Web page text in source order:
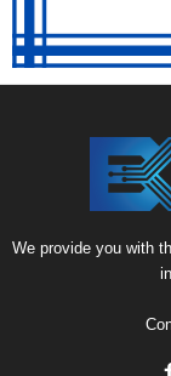
We provide you with